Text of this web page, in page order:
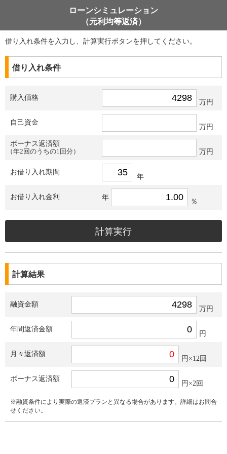
ローンシミュレーション
（元利均等返済）
借り入れ条件を入力し、計算実行ボタンを押してください。
借り入れ条件
購入価格
万円
自己資金
万円
ボーナス返済額
（年2回のうちの1回分）
万円
お借り入れ期間
年
お借り入れ金利 年
％
計算結果
融資金額
万円
年間返済金額
円
月々返済額
円×12回
ボーナス返済額
円×2回
※融資条件により実際の返済プランと異なる場合があります。詳細はお問合
せください。